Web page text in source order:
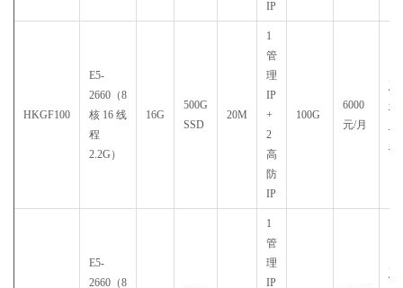
IP
HKGF100
E5-
2660（8
核16线
程
2.2G）
16G
500G
SSD
20M
1
管
理
IP
+
2
高
防
IP
100G
6000
元/月
直
达
买
E5-
2660（8
1
管
理
IP
直